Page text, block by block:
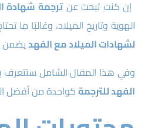
إن كنت تبحث عنترجمة شهادة
الهوية وتاريخ الميلاد، وغالبًا
لشهادات الميلاد مع الفهديضمن
وفي هذا المقال الشامل ستتعرف
الفهد للترجمةكواحدة من أفضل